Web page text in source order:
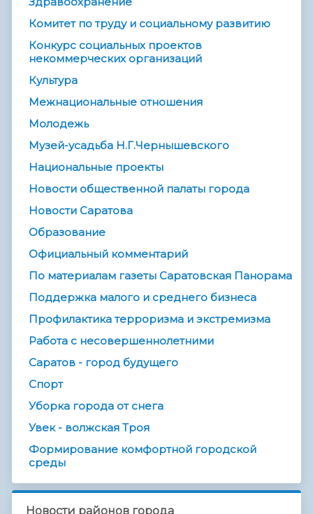
Комитет по труду и социальному развитию
Конкурс социальных проектов
некоммерческих организаций
Культура
Межнациональные отношения
Молодежь
Музей-усадьба Н.Г.Чернышевского
Национальные проекты
Новости общественной палаты города
Новости Саратова
Образование
Официальный комментарий
По материалам газеты Саратовская Панорама
Поддержка малого и среднего бизнеса
Профилактика терроризма и экстремизма
Работа с несовершеннолетними
Саратов - город будущего
Спорт
Уборка города от снега
Увек - волжская Троя
Формирование комфортной городской
среды
Новости районов города